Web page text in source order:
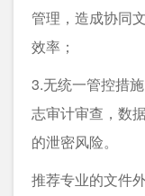
管理，造成协同
效率；
3.无统一管控措
志审计审查，数
的泄密风险。
推荐专业的文件